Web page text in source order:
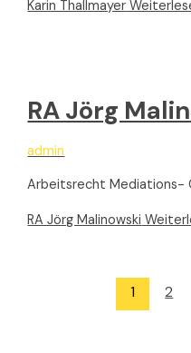
Karin Thallmayer
RA Jörg
admin
Arbeitsrecht Mediations-
RA Jörg Malinowski
1 2